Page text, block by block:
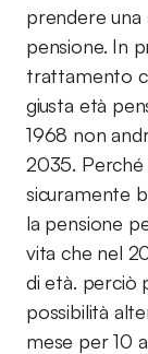
prendere
pensione. In
trattamento
giusta età
1968 non
2035.
sicuramente
la pensione
vita che nel
di età. perciò
possibilità
mese per 10